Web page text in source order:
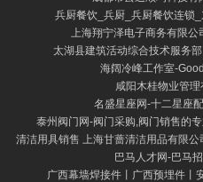
兵厨餐饮_兵厨_兵厨餐饮连锁
上海翔宁泽电子商务有限公
太湖县建筑活动综合技术服务部
海阔冷峰工作室-
咸阳木桂物业管
名盛星座网-十二星座
泰州阀门网-阀门采购,阀门销售的
清洁用具销售 上海甘蔷清洁用品有限公
巴马人才网-巴马
广西幕墙焊接件丨广西预埋件丨